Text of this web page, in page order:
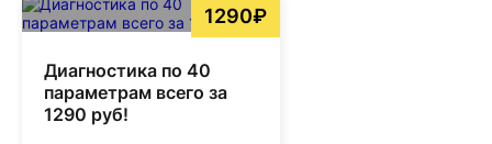
1290₽
Диагностика по 40
параметрам всего за
1290 руб!